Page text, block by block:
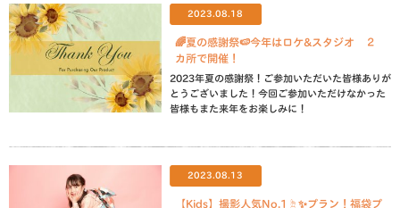
2023.08.18
🌈夏の感謝祭🍉今年はロケ&スタジオ ２
カ所で開催！
2023年夏の感謝祭！ご参加いただいた皆様ありが
とうございました！今回ご参加いただけなかった
皆様もまた来年をお楽しみに！
2023.08.13
【Kids】撮影人気No.1☝︎✨プラン！福袋プ